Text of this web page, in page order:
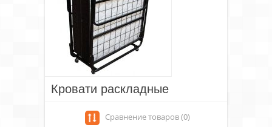
Кровати раскладные
Сравнение товаров (0)